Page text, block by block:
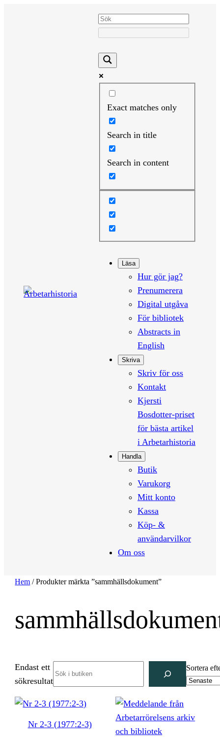
Exact matches only
Search in title
Search in content
Läsa
Hur gör jag?
Prenumerera
Digital utgåva
För bibliotek
Abstracts in
English
Skriva
Skriv för oss
Kontakt
Kjersti
Bosdotter-priset
för bästa artikel
i Arbetarhistoria
Handla
Butik
Varukorg
Mitt konto
Kassa
Köp- &
användarvilkor
Om oss
Hem / Produkter märkta ”sammhällsdokument”
Endast ett
sökresultat
Sortera
Nr 2-3 (1977:2-3)